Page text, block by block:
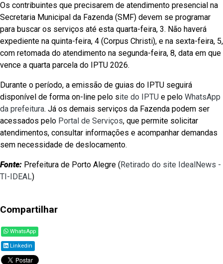
Os contribuintes que precisarem de atendimento presencial na
Secretaria Municipal da Fazenda (SMF) devem se programar
para buscar os serviços até esta quarta-feira, 3. Não haverá
expediente na quinta-feira, 4 (Corpus Christi), e na sexta-feira, 5,
com retomada do atendimento na segunda-feira, 8, data em que
vence a quarta parcela do IPTU 2026.
Durante o período, a emissão de guias do IPTU seguirá
disponível de forma on-line pelo site do IPTU e pelo WhatsApp
da prefeitura. Já os demais serviços da Fazenda podem ser
acessados pelo Portal de Serviços, que permite solicitar
atendimentos, consultar informações e acompanhar demandas
sem necessidade de deslocamento.
Fonte: Prefeitura de Porto Alegre (Retirado do site IdealNews -
TI-IDEAL)
Compartilhar
WhatsApp
Linkedin